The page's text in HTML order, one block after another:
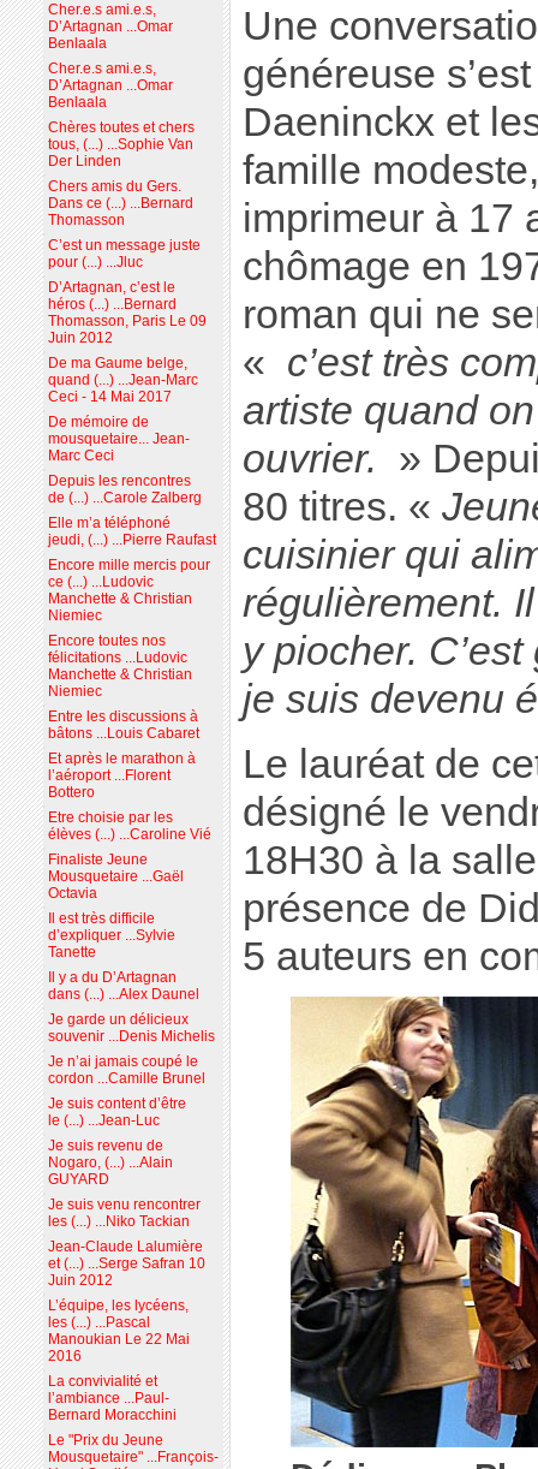
Une
généreuse
Daeninckx et
famille
imprimeur à 17
chômage en
roman qui ne
« c’est très
artiste quand
ouvrier. »
80 titres. «
cuisinier qui
régulièrement.
y piocher.
je suis devenu
Le lauréat de
désigné le
18H30 à la
présence de
5 auteurs en
Cher.e.s ami.e.s,
D’Artagnan ...Omar
Benlaala
Cher.e.s ami.e.s,
D’Artagnan ...Omar
Benlaala
Chères toutes et chers
tous, (...) ...Sophie Van
Der Linden
Chers amis du Gers.
Dans ce (...) ...Bernard
Thomasson
C’est un message juste
pour (...) ...Jluc
D’Artagnan, c’est le
héros (...) ...Bernard
Thomasson, Paris Le 09
Juin 2012
De ma Gaume belge,
quand (...) ...Jean-Marc
Ceci - 14 Mai 2017
De mémoire de
mousquetaire... Jean-
Marc Ceci
Depuis les rencontres
de (...) ...Carole Zalberg
Elle m’a téléphoné
jeudi, (...) ...Pierre Raufast
Encore mille mercis pour
ce (...) ...Ludovic
Manchette & Christian
Niemiec
Encore toutes nos
félicitations ...Ludovic
Manchette & Christian
Niemiec
Entre les discussions à
bâtons ...Louis Cabaret
Et après le marathon à
l’aéroport ...Florent
Bottero
Etre choisie par les
élèves (...) ...Caroline Vié
Finaliste Jeune
Mousquetaire ...Gaël
Octavia
Il est très difficile
d’expliquer ...Sylvie
Tanette
Il y a du D’Artagnan
dans (...) ...Alex Daunel
Je garde un délicieux
souvenir ...Denis Michelis
Je n’ai jamais coupé le
cordon ...Camille Brunel
Je suis content d’être
le (...) ...Jean-Luc
Je suis revenu de
Nogaro, (...) ...Alain
GUYARD
Je suis venu rencontrer
les (...) ...Niko Tackian
Jean-Claude Lalumière
et (...) ...Serge Safran 10
Juin 2012
L’équipe, les lycéens,
les (...) ...Pascal
Manoukian Le 22 Mai
2016
La convivialité et
l’ambiance ...Paul-
Bernard Moracchini
Le "Prix du Jeune
Mousquetaire" ...François-